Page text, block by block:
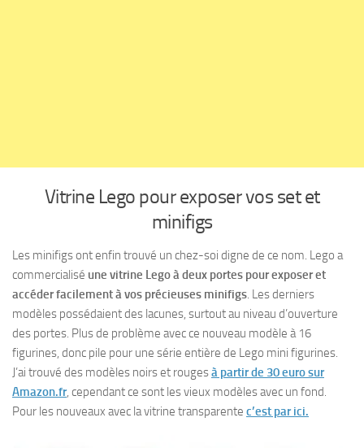
Vitrine Lego pour exposer vos set et
minifigs
Les minifigs ont enfin trouvé un chez-soi digne de ce nom. Lego a
commercialisé une vitrine Lego à deux portes pour exposer et
accéder facilement à vos précieuses minifigs. Les derniers
modèles possédaient des lacunes, surtout au niveau d’ouverture
des portes. Plus de problème avec ce nouveau modèle à 16
figurines, donc pile pour une série entière de Lego mini figurines.
J’ai trouvé des modèles noirs et rougesà partir de 30 euro sur
Amazon.fr, cependant ce sont les vieux modèles avec un fond.
Pour les nouveaux avec la vitrine transparente c’est par ici.